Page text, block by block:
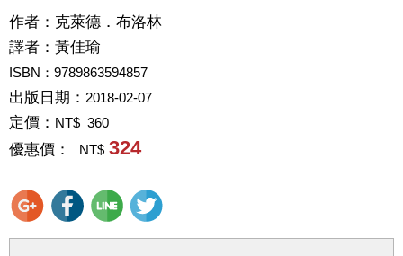
作者： 克萊德．布洛林
譯者： 黃佳瑜
ISBN：9789863594857
出版日期： 2018-02-07
定價： NT$ 360
優惠價： NT$ 324